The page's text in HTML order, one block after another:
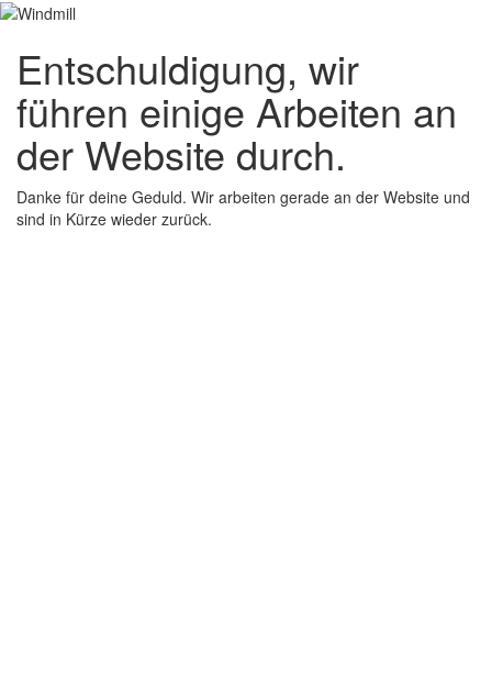
Entschuldigung, wir
führen einige Arbeiten an
der Website durch.
Danke für deine Geduld. Wir arbeiten gerade an der Website und
sind in Kürze wieder zurück.